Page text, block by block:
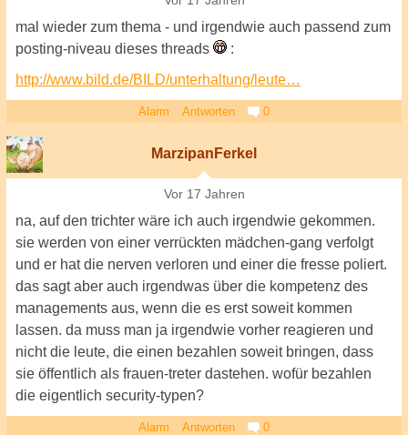
mal wieder zum thema - und irgendwie auch passend zum
posting-niveau dieses threads
:
http://www.bild.de/BILD/unterhaltung/leute…
Alarm Antworten 0
MarzipanFerkel
Vor 17 Jahren
na, auf den trichter wäre ich auch irgendwie gekommen.
sie werden von einer verrückten mädchen-gang verfolgt
und er hat die nerven verloren und einer die fresse poliert.
das sagt aber auch irgendwas über die kompetenz des
managements aus, wenn die es erst soweit kommen
lassen. da muss man ja irgendwie vorher reagieren und
nicht die leute, die einen bezahlen soweit bringen, dass
sie öffentlich als frauen-treter dastehen. wofür bezahlen
die eigentlich security-typen?
Alarm Antworten 0